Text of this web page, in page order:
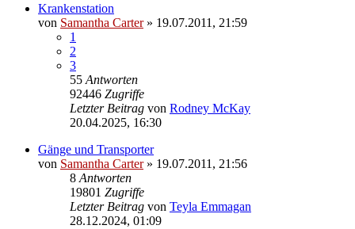
Krankenstation
von Samantha Carter» 19.07.2011, 21:59
1
2
3
55 Antworten
92446 Zugriffe
Letzter Beitrag von Rodney McKay
20.04.2025, 16:30
Gänge und Transporter
von Samantha Carter» 19.07.2011, 21:56
8 Antworten
19801 Zugriffe
Letzter Beitrag von Teyla Emmagan
28.12.2024, 01:09